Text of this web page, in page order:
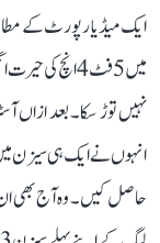
نہیں توڑ سکا۔ بعد
حاصل کیں۔ وہ آج بھی ان